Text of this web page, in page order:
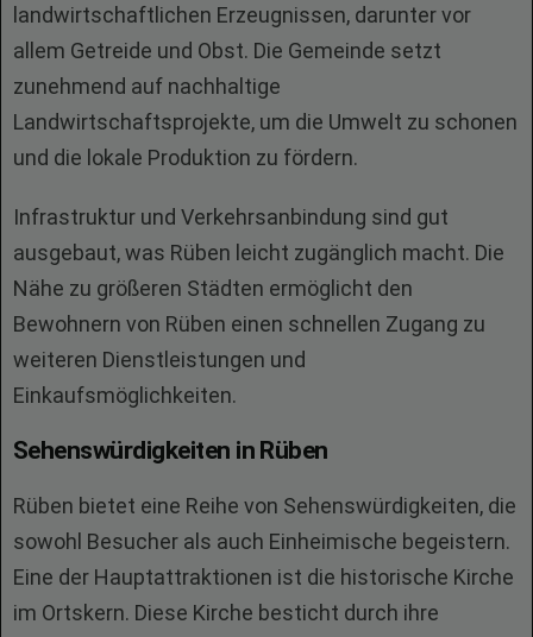
landwirtschaftlichen Erzeugnissen, darunter vor
allem Getreide und Obst. Die Gemeinde setzt
zunehmend auf nachhaltige
Landwirtschaftsprojekte, um die Umwelt zu schonen
und die lokale Produktion zu fördern.
Infrastruktur und Verkehrsanbindung sind gut
ausgebaut, was Rüben leicht zugänglich macht. Die
Nähe zu größeren Städten ermöglicht den
Bewohnern von Rüben einen schnellen Zugang zu
weiteren Dienstleistungen und
Einkaufsmöglichkeiten.
Sehenswürdigkeiten in Rüben
Rüben bietet eine Reihe von Sehenswürdigkeiten, die
sowohl Besucher als auch Einheimische begeistern.
Eine der Hauptattraktionen ist die historische Kirche
im Ortskern. Diese Kirche besticht durch ihre